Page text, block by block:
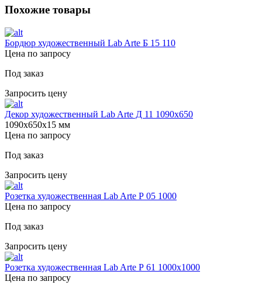
Похожие товары
Бордюр художественный Lab Arte Б 15 110
Цена по запросу
Под заказ
Запросить цену
Декор художественный Lab Arte Д 11 1090х650
1090х650х15 мм
Цена по запросу
Под заказ
Запросить цену
Розетка художественная Lab Arte Р 05 1000
Цена по запросу
Под заказ
Запросить цену
Розетка художественная Lab Arte Р 61 1000х1000
Цена по запросу